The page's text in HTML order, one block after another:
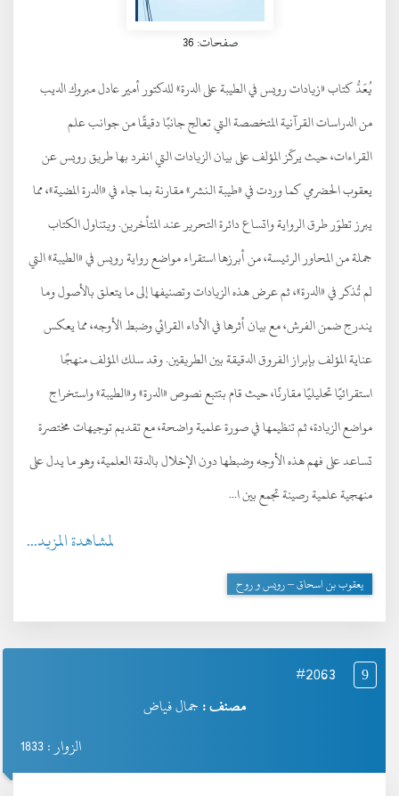
صفحات: 36
يُعَدُّ كتاب «زيادات رويس في الطيبة على الدرة» للدكتور أمير عادل مبروك الديب
من الدراسات القرآنية المتخصصة التي تعالج جانبًا دقيقًا من جوانب علم
القراءات، حيث يركّز المؤلف على بيان الزيادات التي انفرد بها طريق رويس عن
يعقوب الحضرمي كما وردت في «طيبة النشر» مقارنة بما جاء في «الدرة المضية»، مما
يبرز تطوّر طرق الرواية واتساع دائرة التحرير عند المتأخرين. ويتناول الكتاب
جملة من المحاور الرئيسة، من أبرزها استقراء مواضع رواية رويس في «الطيبة» التي
لم تُذكر في «الدرة»، ثم عرض هذه الزيادات وتصنيفها إلى ما يتعلق بالأصول وما
يندرج ضمن الفرش، مع بيان أثرها في الأداء القرائي وضبط الأوجه، مما يعكس
عناية المؤلف بإبراز الفروق الدقيقة بين الطريقين. وقد سلك المؤلف منهجًا
استقرائيًا تحليليًا مقارنًا، حيث قام بتتبع نصوص «الدرة» و«الطيبة» واستخراج
مواضع الزيادة، ثم تنظيمها في صورة علمية واضحة، مع تقديم توجيهات مختصرة
تساعد على فهم هذه الأوجه وضبطها دون الإخلال بالدقة العلمية، وهو ما يدل على
منهجية علمية رصينة تجمع بين ا...
لمشاهدة المزيد...
يعقوب بن اسحاق – رويس و روح
9
#2063
مصنف : جمال فياض
الزوار : 1833